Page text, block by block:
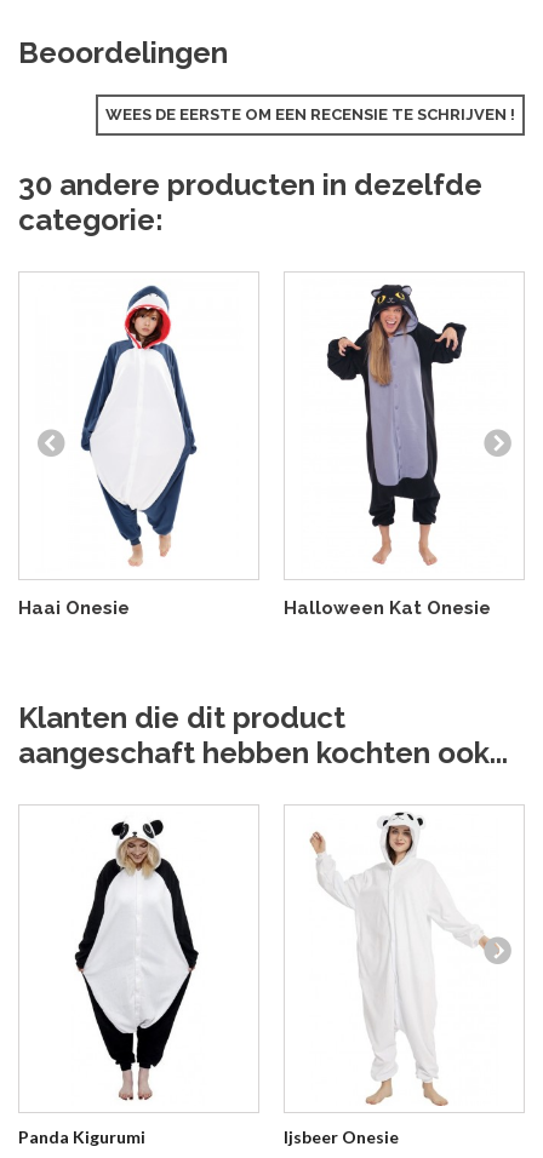
Beoordelingen
WEES DE EERSTE OM EEN RECENSIE TE SCHRIJVEN !
30 andere producten in dezelfde
categorie:
Haai Onesie Halloween Kat Onesie
Klanten die dit product
aangeschaft hebben kochten ook...
Panda Kigurumi Ijsbeer Onesie